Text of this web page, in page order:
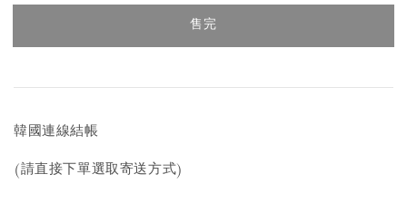
售完
韓國連線結帳
(請直接下單選取寄送方式)